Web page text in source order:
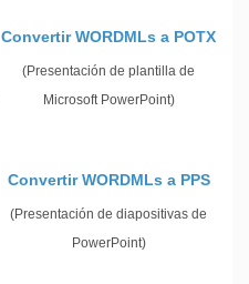
Convertir WORDMLs a POTX
(Presentación de plantilla de
Microsoft PowerPoint)
Convertir WORDMLs a PPS
(Presentación de diapositivas de
PowerPoint)